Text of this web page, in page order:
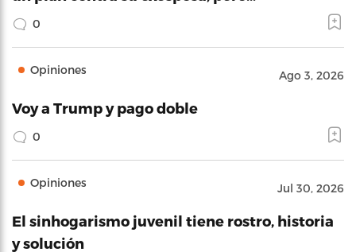
0
Opiniones Ago 3, 2026
Voy a Trump y pago doble
0
Opiniones Jul 30, 2026
El sinhogarismo juvenil tiene rostro, historia
y solución